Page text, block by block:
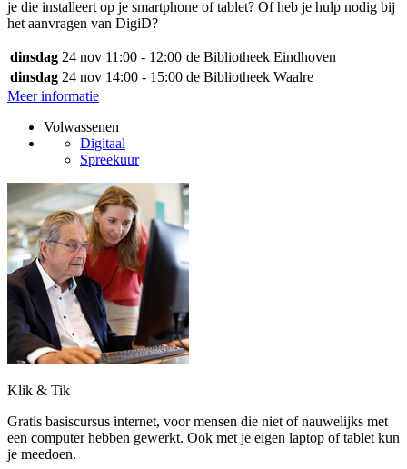
je die installeert op je smartphone of tablet? Of heb je hulp nodig bij
het aanvragen van DigiD?
dinsdag 24 nov 11:00 - 12:00 de Bibliotheek Eindhoven
dinsdag 24 nov 14:00 - 15:00 de Bibliotheek Waalre
Meer informatie
Volwassenen
Digitaal
Spreekuur
Klik & Tik
Gratis basiscursus internet, voor mensen die niet of nauwelijks met
een computer hebben gewerkt. Ook met je eigen laptop of tablet kun
je meedoen.